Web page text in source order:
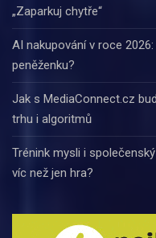
„Zaparkuj chytře“
AI nakupování v roce
peněženku?
Jak s MediaConnect.cz
trhu i algoritmů
Trénink mysli i
víc než jen hra?